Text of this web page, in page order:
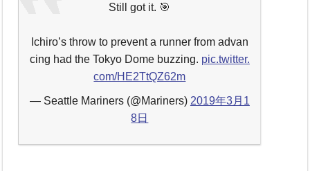
Still got it. 🎯
Ichiro’s throw to prevent a runner from advan
cing had the Tokyo Dome buzzing. pic.twitter.
com/HE2TtQZ62m
— Seattle Mariners (@Mariners) 2019年3月1
8日